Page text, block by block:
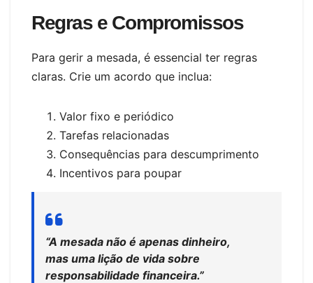
Regras e Compromissos
Para gerir a mesada, é essencial ter regras
claras. Crie um acordo que inclua:
Valor fixo e periódico
Tarefas relacionadas
Consequências para descumprimento
Incentivos para poupar
“A mesada não é apenas dinheiro,
mas uma lição de vida sobre
responsabilidade financeira.”